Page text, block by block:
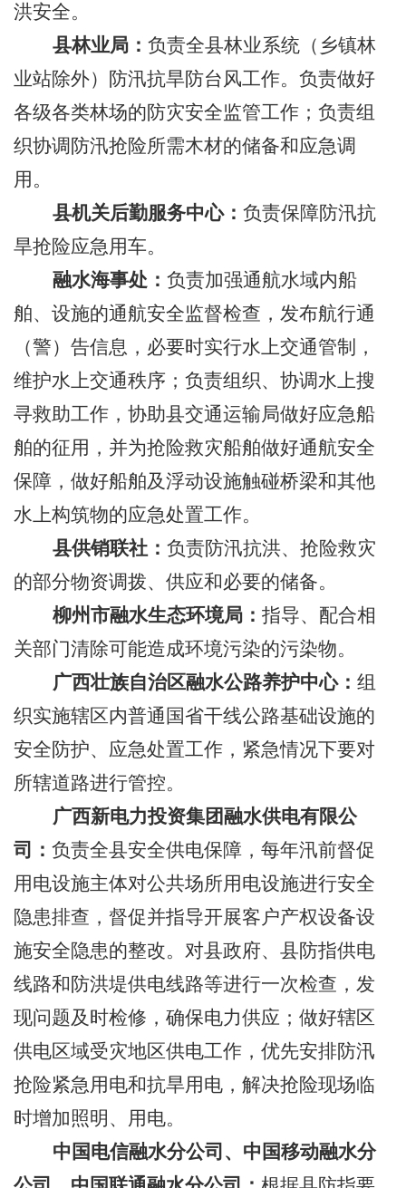
洪安全。
县林业局： 负责全县林业系统（乡镇林
业站除外）防汛抗旱防台风工作。负责做好
各级各类林场的防灾安全监管工作；负责组
织协调防汛抢险所需木材的储备和应急调
用。
县机关后勤服务中心： 负责保障防汛抗
旱抢险应急用车。
融水海事处： 负责加强通航水域内船
舶、设施的通航安全监督检查，发布航行通
（警）告信息，必要时实行水上交通管制，
维护水上交通秩序；负责组织、协调水上搜
寻救助工作，协助县交通运输局做好应急船
舶的征用，并为抢险救灾船舶做好通航安全
保障，做好船舶及浮动设施触碰桥梁和其他
水上构筑物的应急处置工作。
县供销联社： 负责防汛抗洪、抢险救灾
的部分物资调拨、供应和必要的储备。
柳州市融水生态环境局： 指导、配合相
关部门清除可能造成环境污染的污染物。
广西壮族自治区融水公路养护中心： 组
织实施辖区内普通国省干线公路基础设施的
安全防护、应急处置工作， 紧急情况下要对
所辖道路进行管控。
广西新电力投资集团融水供电有限公
司： 负责全县安全供电保障，每年汛前督促
用电设施主体对公共场所用电设施进行安全
隐患排查，督促并指导开展客户产权设备设
施安全隐患的整改。对县政府、县防指供电
线路和防洪堤供电线路等进行一次检查，发
现问题及时检修，确保电力供应；做好辖区
供电区域受灾地区供电工作，优先安排防汛
抢险紧急用电和抗旱用电，解决抢险现场临
时增加照明、用电。
中国电信融水分公司、中国移动融水分